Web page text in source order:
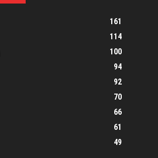
161
114
100
94
92
70
66
61
49